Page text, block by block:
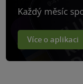
Každý měsíc
Více o aplikaci